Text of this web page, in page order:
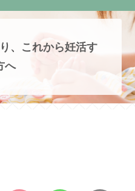
、これから妊活す
へ